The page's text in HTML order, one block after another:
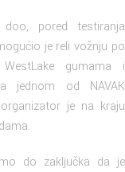
doo, pored testiranja
je reli vožnju po
gumama i
jednom od NAVAK
je na kraju
do zaključka da je